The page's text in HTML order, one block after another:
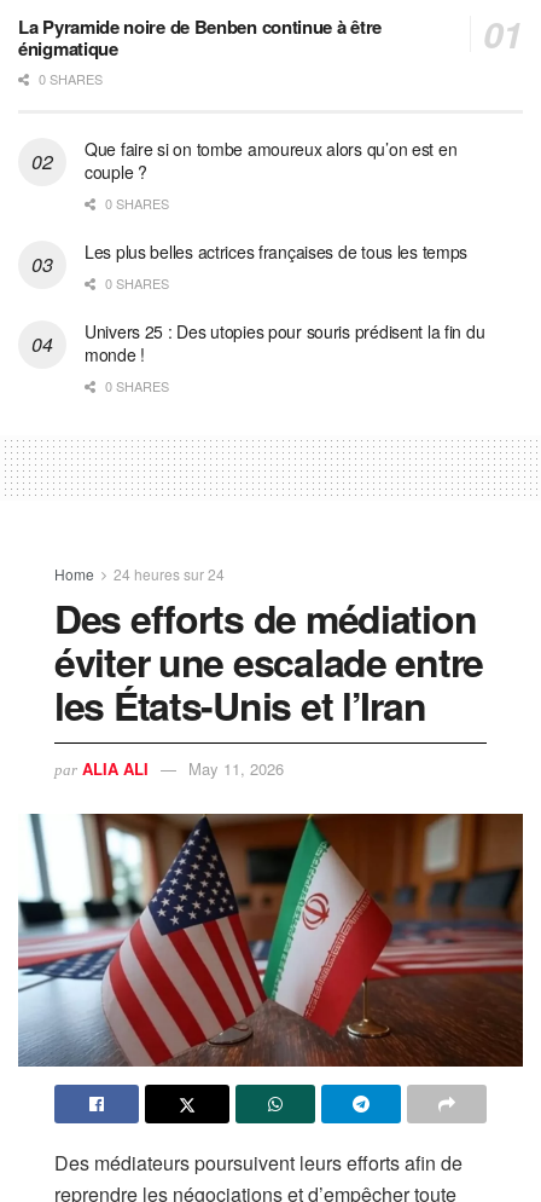
La Pyramide noire de Benben continue à être
énigmatique
0 SHARES
Que faire si on tombe amoureux alors qu’on est en
couple ?
0 SHARES
Les plus belles actrices françaises de tous les temps
0 SHARES
Univers 25 : Des utopies pour souris prédisent la fin du
monde !
0 SHARES
Home 24 heures sur 24
Des efforts de médiation
éviter une escalade entre
les États-Unis et l’Iran
par ALIA ALI May 11, 2026
Des médiateurs poursuivent leurs efforts afin de
reprendre les négociations et d’empêcher toute